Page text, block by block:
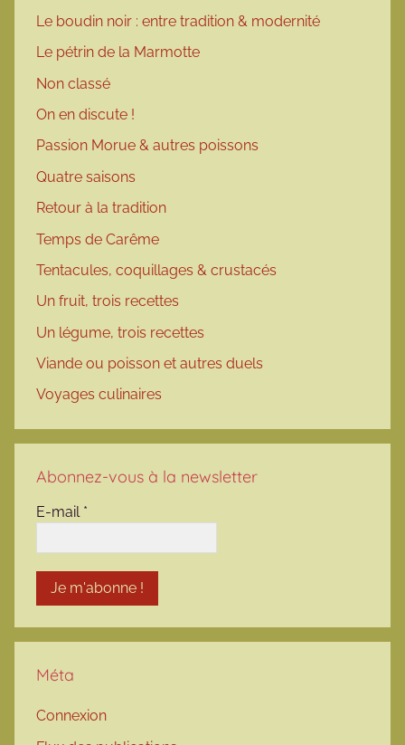
Le boudin noir : entre tradition & modernité
Le pétrin de la Marmotte
Non classé
On en discute !
Passion Morue & autres poissons
Quatre saisons
Retour à la tradition
Temps de Carême
Tentacules, coquillages & crustacés
Un fruit, trois recettes
Un légume, trois recettes
Viande ou poisson et autres duels
Voyages culinaires
Abonnez-vous à la newsletter
E-mail *
Méta
Connexion